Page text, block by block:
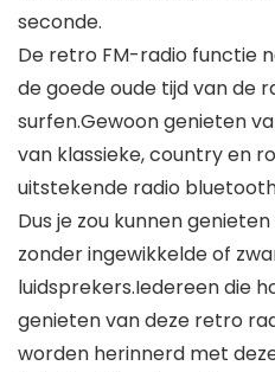
seconde.
De retro FM-radio functie
de goede oude tijd van de
surfen.Gewoon genieten
van klassieke, country en
uitstekende radio
Dus je zou kunnen
zonder ingewikkelde of
luidsprekers.Iedereen die
genieten van deze retro
worden herinnerd met